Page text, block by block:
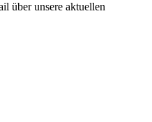
über unsere aktuellen